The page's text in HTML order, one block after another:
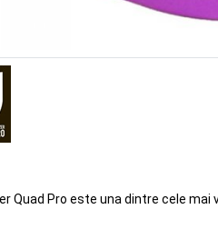
Quad Pro este una dintre cele